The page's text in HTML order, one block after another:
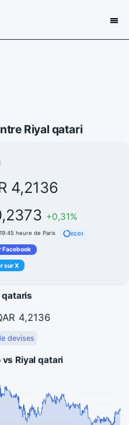
Riyal qatari
4,2136
+0,31%
heure de Paris 02:01
Facebook
sur X
qataris
4,2136
devises
Riyal qatari